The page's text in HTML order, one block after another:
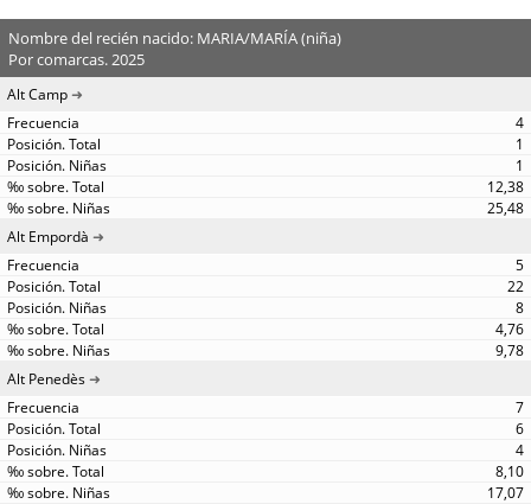
Nombre del recién nacido: MARIA/MARÍA (niña)
Por comarcas. 2025
Alt Camp
4
1
1
12,38
25,48
Alt Empordà
5
22
8
4,76
9,78
Alt Penedès
7
6
4
8,10
17,07